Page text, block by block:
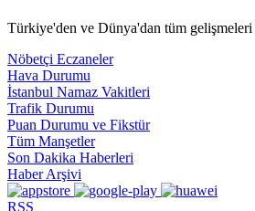
Türkiye'den ve Dünya'dan tüm
Nöbetçi Eczaneler
Hava Durumu
İstanbul Namaz Vakitleri
Trafik Durumu
Puan Durumu ve Fikstür
Tüm Manşetler
Son Dakika Haberleri
Haber Arşivi
RSS